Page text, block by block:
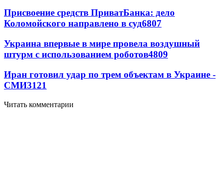
Присвоение средств ПриватБанка: дело
Коломойского направлено в суд6807
Украина впервые в мире провела воздушный
штурм с использованием роботов4809
Иран готовил удар по трем объектам в Украине -
СМИ3121
Читать комментарии